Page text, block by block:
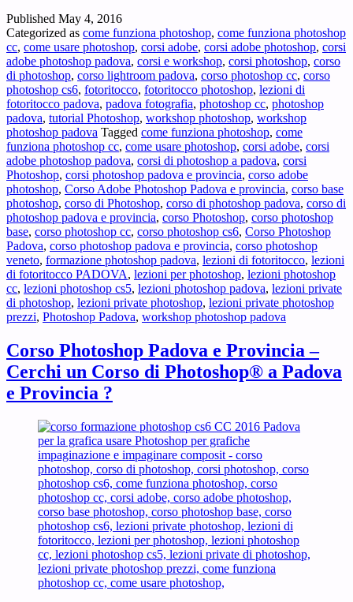
Photoshop
Padova
e
provincia
–
Vuoi
un
corso
di
Adobe
Photoshop®
a
Padova
e
provincia
?
Published May 4, 2016
Categorized as come funziona photoshop, come funziona photoshop
cc, come usare photoshop, corsi adobe, corsi adobe photoshop, corsi
adobe photoshop padova, corsi e workshop, corsi photoshop, corso
di photoshop, corso lightroom padova, corso photoshop cc, corso
photoshop cs6, fotoritocco, fotoritocco photoshop, lezioni di
fotoritocco padova, padova fotografia, photoshop cc, photoshop
padova, tutorial Photoshop, workshop photoshop, workshop
photoshop padova Tagged come funziona photoshop, come
funziona photoshop cc, come usare photoshop, corsi adobe, corsi
adobe photoshop padova, corsi di photoshop a padova, corsi
Photoshop, corsi photoshop padova e provincia, corso adobe
photoshop, Corso Adobe Photoshop Padova e provincia, corso base
photoshop, corso di Photoshop, corso di photoshop padova, corso di
photoshop padova e provincia, corso Photoshop, corso photoshop
base, corso photoshop cc, corso photoshop cs6, Corso Photoshop
Padova, corso photoshop padova e provincia, corso photoshop
veneto, formazione photoshop padova, lezioni di fotoritocco, lezioni
di fotoritocco PADOVA, lezioni per photoshop, lezioni photoshop
cc, lezioni photoshop cs5, lezioni photoshop padova, lezioni private
di photoshop, lezioni private photoshop, lezioni private photoshop
prezzi, Photoshop Padova, workshop photoshop padova
Corso Photoshop Padova e Provincia –
Cerchi un Corso di Photoshop® a Padova
e Provincia ?